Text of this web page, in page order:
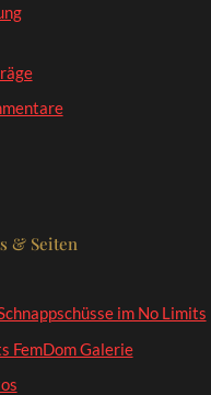
& Seiten
im No Limits
FemDom Galerie